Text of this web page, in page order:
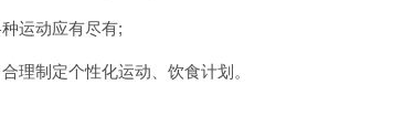
运动应有尽有;
理制定个性化运动、饮食计划。